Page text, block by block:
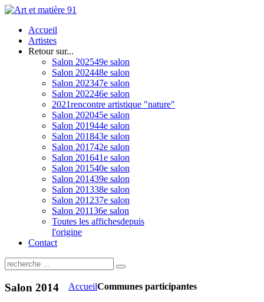
Accueil
Artistes
Retour sur...
Salon 202549e salon
Salon 202448e salon
Salon 202347e salon
Salon 202246e salon
2021rencontre artistique "nature"
Salon 202045e salon
Salon 201944e salon
Salon 201843e salon
Salon 201742e salon
Salon 201641e salon
Salon 201540e salon
Salon 201439e salon
Salon 201338e salon
Salon 201237e salon
Salon 201136e salon
Toutes les affichesdepuis
l'origine
Contact
AccueilCommunes participantes
Salon 2014